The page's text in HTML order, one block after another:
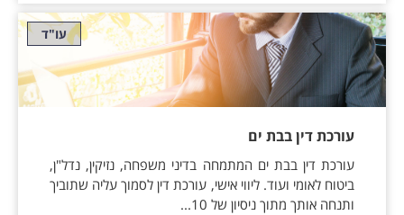
עו"ד
עורכת דין בבת ים
עורכת דין בבת ים המתמחה בדיני משפחה, נזיקין, נדל"ן,
ביטוח לאומי ועוד. ליווי אישי, עורכת דין לסמוך עליה שתוביך
ותנחה אותך מתוך ניסיון של 10...